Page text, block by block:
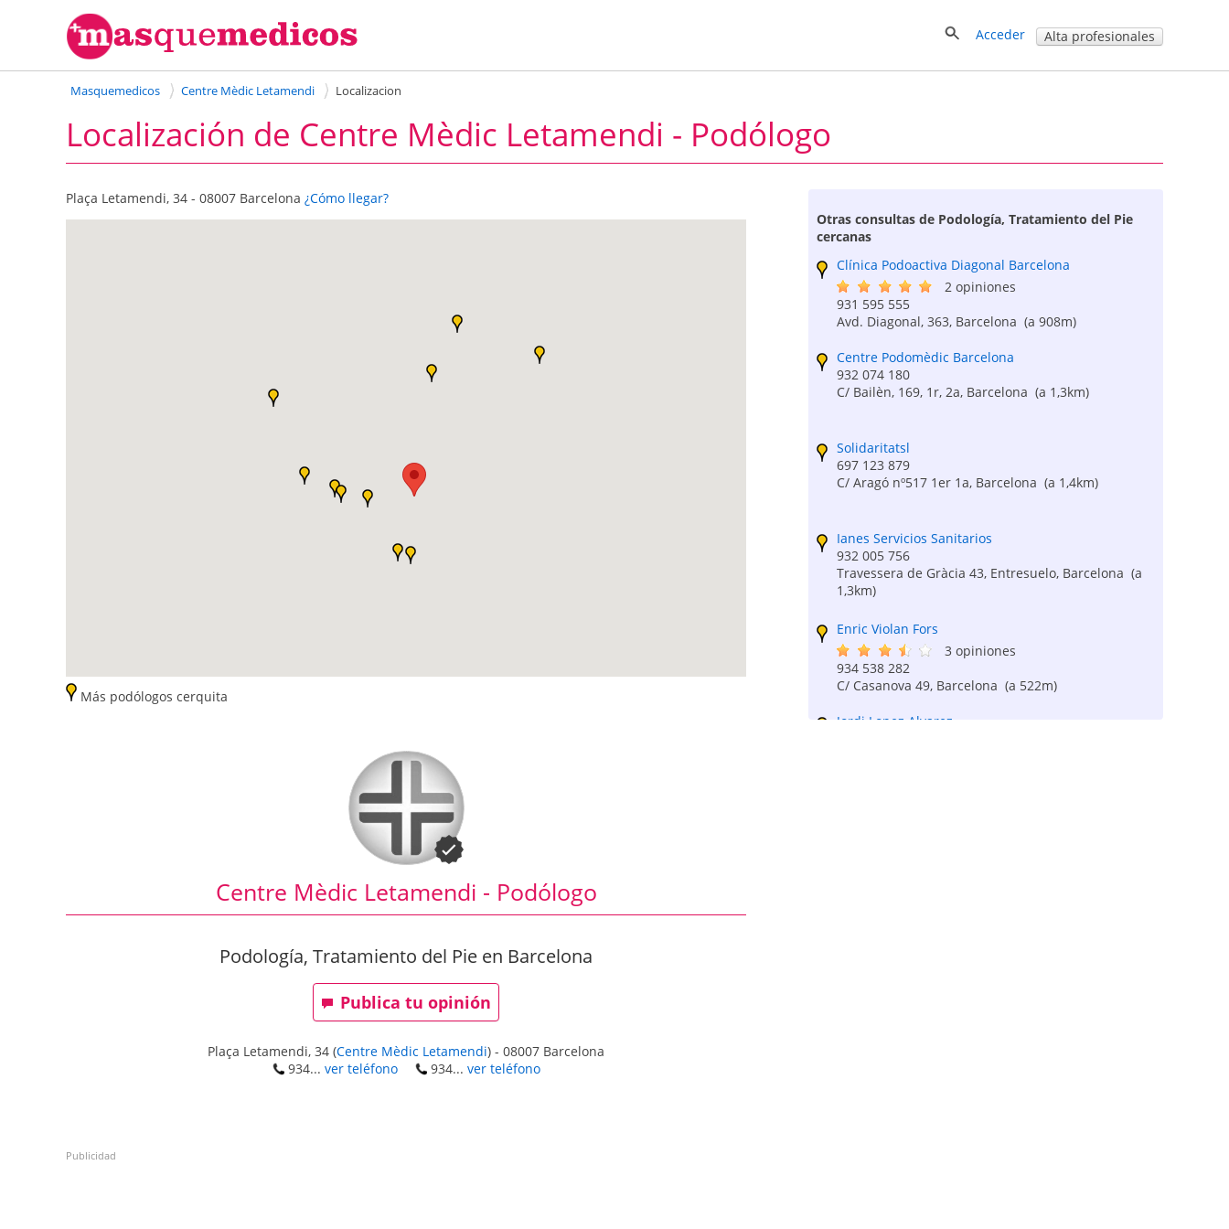
Acceder Alta profesionales
Masquemedicos Centre Mèdic Letamendi Localizacion
Localización de Centre Mèdic Letamendi - Podólogo
Plaça Letamendi, 34 - 08007 Barcelona ¿Cómo llegar?
Más podólogos cerquita
Centre Mèdic Letamendi - Podólogo
Podología, Tratamiento del Pie en Barcelona
Publica tu opinión
Plaça Letamendi, 34 (Centre Mèdic Letamendi) - 08007 Barcelona
934... ver teléfono 934... ver teléfono
Otras consultas de Podología, Tratamiento del Pie
cercanas
Clínica Podoactiva Diagonal Barcelona
2 opiniones
931 595 555
Avd. Diagonal, 363, Barcelona (a 908m)
Centre Podomèdic Barcelona
932 074 180
C/ Bailèn, 169, 1r, 2a, Barcelona (a 1,3km)
Solidaritatsl
697 123 879
C/ Aragó nº517 1er 1a, Barcelona (a 1,4km)
Ianes Servicios Sanitarios
932 005 756
Travessera de Gràcia 43, Entresuelo, Barcelona (a
1,3km)
Enric Violan Fors
3 opiniones
934 538 282
C/ Casanova 49, Barcelona (a 522m)
Jordi Lopez Alvarez
Publicidad